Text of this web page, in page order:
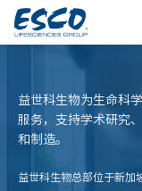
益世科生物为生命科
服务，支持学术研究
和制造。
益世科生物总部位于新加